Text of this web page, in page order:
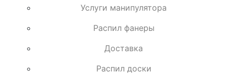
Услуги манипулятора
Распил фанеры
Доставка
Распил доски